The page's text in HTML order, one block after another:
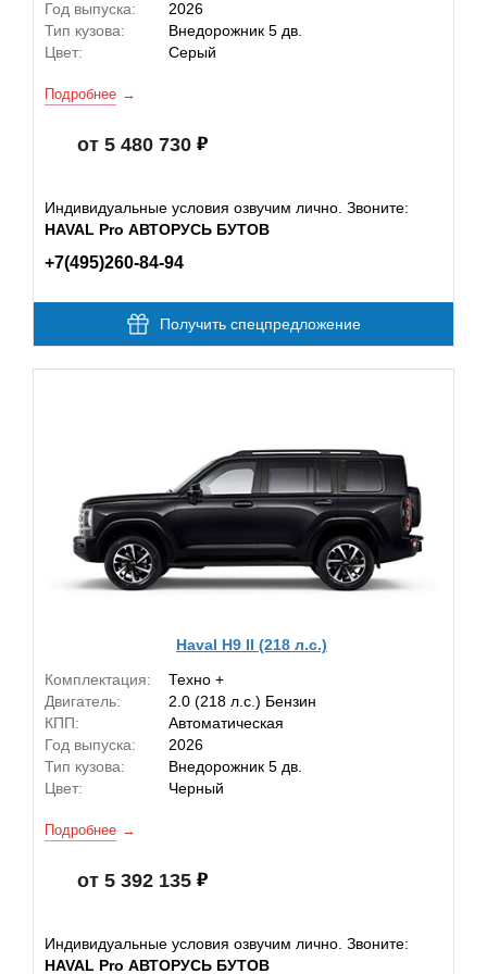
Год выпуска:
2026
Тип кузова:
Внедорожник 5 дв.
Цвет:
Серый
Подробнее
от 5 480 730
Индивидуальные условия озвучим лично. Звоните:
HAVAL Pro АВТОРУСЬ БУТОВ
+7(495)260-84-94
Получить спецпредложение
Haval H9 II (218 л.с.)
Комплектация:
Техно +
Двигатель:
2.0 (218 л.с.) Бензин
КПП:
Автоматическая
Год выпуска:
2026
Тип кузова:
Внедорожник 5 дв.
Цвет:
Черный
Подробнее
от 5 392 135
Индивидуальные условия озвучим лично. Звоните:
HAVAL Pro АВТОРУСЬ БУТОВ